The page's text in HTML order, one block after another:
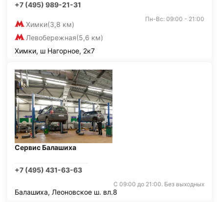
+7 (495) 989-21-31
Химки(3,8 км)
Левобережная(5,6 км)
Пн-Вс: 09:00 - 21:00
Химки, ш Нагорное, 2к7
Сервис Балашиха
+7 (495) 431-63-63
С 09:00 до 21:00. Без выходных
Балашиха, Леоновское ш. вл.8